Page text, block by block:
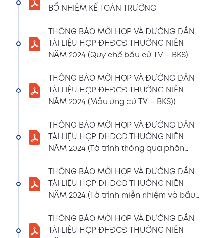
THÔNG BÁO MỜI HỌP VÀ ĐƯỜNG DẪN TÀI
LIỆU HỌP ĐHĐCĐ THƯỜNG NIÊN NĂM 2024
(Phiếu Biểu quyết)
02/04/2024
6:07 PM
LIỆU HỌP ĐHĐCĐ THƯỜNG NIÊN NĂM 2024
(Phiếu Bầu bổ sung thành viên BKS)
Xem PDF
02/04/2024
THÔNG BÁO MỜI HỌP VÀ ĐƯỜNG DẪN TÀI
LIỆU HỌP ĐHĐCĐ THƯỜNG NIÊN NĂM 2024
(Dự thảo biên bản họp ĐHĐCĐ)
Xem PDF
6:07 PM
THÔNG BÁO MỜI HỌP VÀ ĐƯỜNG DẪN TÀI
LIỆU HỌP ĐHĐCĐ THƯỜNG NIÊN NĂM
01/04/2024
4:00 PM
BỔ NHIỆM KẾ TOÁN TRƯỞNG
THÔNG BÁO MỜI HỌP VÀ ĐƯỜNG DẪN
TÀI LIỆU HỌP ĐHĐCĐ THƯỜNG NIÊN
NĂM 2024 (Quy chế bầu cử TV – BKS)
THÔNG BÁO MỜI HỌP VÀ ĐƯỜNG DẪN
TÀI LIỆU HỌP ĐHĐCĐ THƯỜNG NIÊN
NĂM 2024 (Mẫu ứng cử TV – BKS))
THÔNG BÁO MỜI HỌP VÀ ĐƯỜNG DẪN
TÀI LIỆU HỌP ĐHĐCĐ THƯỜNG NIÊN
NĂM 2024 (Tờ trình thông qua phân
BKS)
THÔNG BÁO MỜI HỌP VÀ ĐƯỜNG DẪN
TÀI LIỆU HỌP ĐHĐCĐ THƯỜNG NIÊN
NĂM 2024 (Tờ trình miễn nhiệm và bầu
THÔNG BÁO MỜI HỌP VÀ ĐƯỜNG DẪN
TÀI LIỆU HỌP ĐHĐCĐ THƯỜNG NIÊN